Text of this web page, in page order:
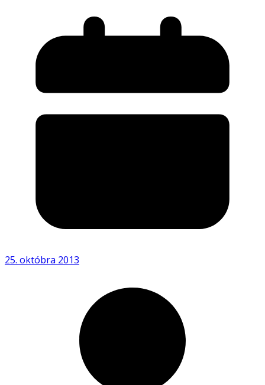
25. októbra 2013